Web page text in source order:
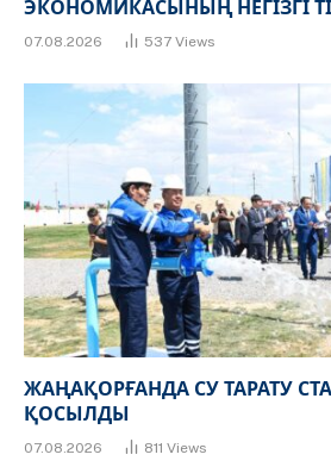
ЭКОНОМИКАСЫНЫҢ НЕГІЗГІ
07.08.2026 537 Views
ЖАҢАҚОРҒАНДА СУ ТАРАТУ
ҚОСЫЛДЫ
07.08.2026 811 Views